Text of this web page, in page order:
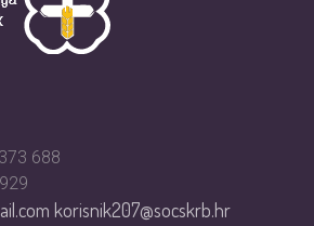
688
korisnik207@socskrb.hr